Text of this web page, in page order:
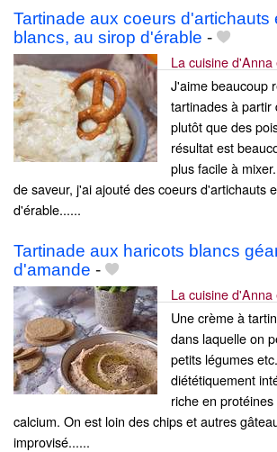
Tartinade aux coeurs d'artichauts
blancs, au sirop d'érable -
La cuisine d'Anna
J'aime beaucoup
tartinades à partir
plutôt que des
résultat est
plus facile à
de saveur, j'ai ajouté des coeurs d'artichauts
d'érable......
Tartinade aux haricots blancs
d'amande -
La cuisine d'Anna
Une crème à
dans laquelle on
petits légumes
diététiquement
riche en
calcium. On est loin des chips et autres
improvisé......